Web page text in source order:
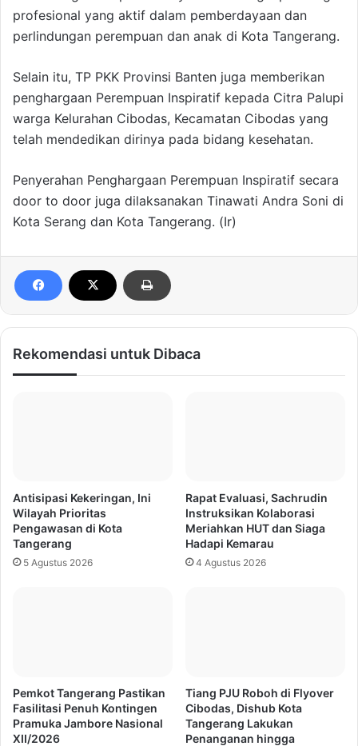
profesional yang aktif dalam pemberdayaan dan
perlindungan perempuan dan anak di Kota Tangerang.
Selain itu, TP PKK Provinsi Banten juga memberikan
penghargaan Perempuan Inspiratif kepada Citra Palupi
warga Kelurahan Cibodas, Kecamatan Cibodas yang
telah mendedikan dirinya pada bidang kesehatan.
Penyerahan Penghargaan Perempuan Inspiratif secara
door to door juga dilaksanakan Tinawati Andra Soni di
Kota Serang dan Kota Tangerang. (Ir)
Rekomendasi untuk Dibaca
Antisipasi Kekeringan, Ini
Wilayah Prioritas
Pengawasan di Kota
Tangerang
5 Agustus 2026
Rapat Evaluasi, Sachrudin
Instruksikan Kolaborasi
Meriahkan HUT dan Siaga
Hadapi Kemarau
4 Agustus 2026
Pemkot Tangerang Pastikan
Fasilitasi Penuh Kontingen
Pramuka Jambore Nasional
XII/2026
Tiang PJU Roboh di Flyover
Cibodas, Dishub Kota
Tangerang Lakukan
Penanganan hingga